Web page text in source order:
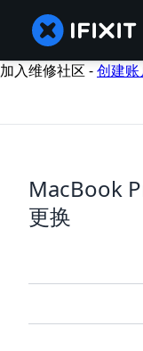
加入维修社区 -创建账
MacBook
更换